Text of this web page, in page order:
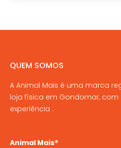
QUEM SOMOS
A Animal Mais é uma marca
loja física em Gondomar, com
experiência .
Animal Mais®